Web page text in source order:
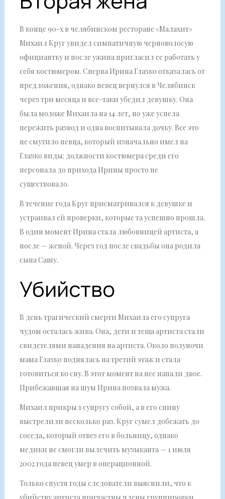
В конце 90-х в челябинском ресторане «Малахит»
Михаил Круг увидел симпатичную черноволосую
официантку и после ужина пригласил ее работать у
себя костюмером. Сперва Ирина Глазко отказалась от
предложения, однако певец вернулся в Челябинск
через три месяца и все-таки убедил девушку. Она
была моложе Михаила на 14 лет, но уже успела
пережить развод и одна воспитывала дочку. Все это
не смутило певца, который изначально имел на
Глазко виды: должности костюмера среди его
персонала до прихода Ирины просто не
существовало.
В течение года Круг присматривался к девушке и
устраивал ей проверки, которые та успешно прошла.
В один момент Ирина стала любовницей артиста, а
после — женой. Через год после свадьбы она родила
сына Сашу.
Убийство
В день трагический смерти Михаила его супруга
чудом осталась жива. Она, дети и теща артиста стали
свидетелями нападения на артиста. Около полуночи
мама Глазко поднялась на третий этаж и стала
готовиться ко сну. В этот момент на нее напали двое.
Прибежавшая на шум Ирина позвала мужа.
Михаил прикрыл супругу собой, а в его спину
выстрелили несколько раз. Круг сумел добежать до
соседа, который отвез его в больницу, однако
медики не смогли вылечить музыканта — 1 июля
2002 года певец умер в операционной.
Только спустя годы следователи выяснили, что к